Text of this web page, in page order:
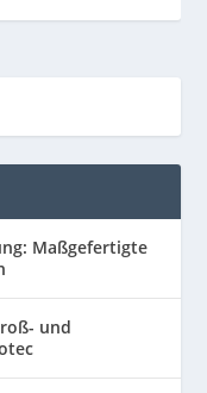
Maßgefertigte
und